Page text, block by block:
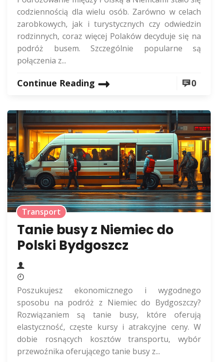
codziennością dla wielu osób. Zarówno w celach
zarobkowych, jak i turystycznych czy odwiedzin
rodzinnych, coraz więcej Polaków decyduje się na
podróż busem. Szczególnie popularne są
połączenia z...
Continue Reading 0
Transport
Tanie busy z Niemiec do
Polski Bydgoszcz
Poszukujesz ekonomicznego i wygodnego
sposobu na podróż z Niemiec do Bydgoszczy?
Rozwiązaniem są tanie busy, które oferują
elastyczność, częste kursy i atrakcyjne ceny. W
dobie rosnących kosztów transportu, wybór
przewoźnika oferującego tanie busy z...